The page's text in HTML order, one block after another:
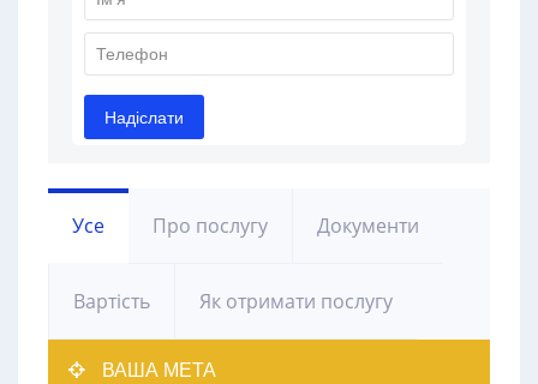
Усе Про послугу Документи
Вартість Як отримати послугу
ВАША МЕТА